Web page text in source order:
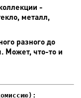
-
металл,
разного до
Может, что-то и